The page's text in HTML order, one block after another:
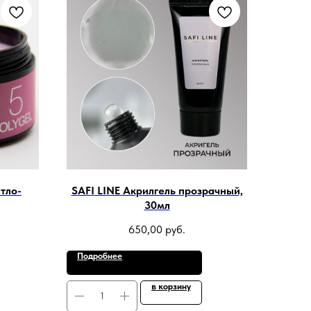
SAFI LINE Акрилгель прозрачный,
30мл
650,00 руб.
Подробнее
в корзину